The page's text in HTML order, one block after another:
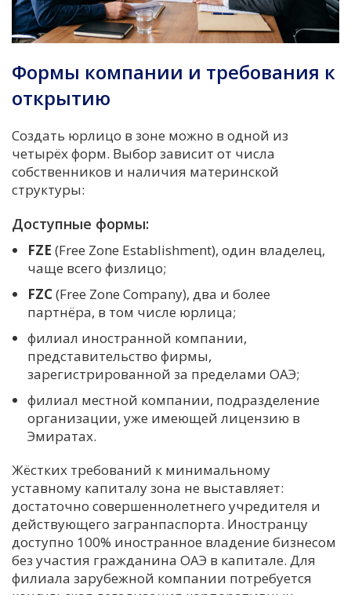
Формы компании и требования к
открытию
Создать юрлицо в зоне можно в одной из
четырёх форм. Выбор зависит от числа
собственников и наличия материнской
структуры:
Доступные формы:
FZE (Free Zone Establishment), один владелец,
чаще всего физлицо;
FZC(Free Zone Company), два и более
партнёра, в том числе юрлица;
филиал иностранной компании,
представительство фирмы,
зарегистрированной за пределами ОАЭ;
филиал местной компании, подразделение
организации, уже имеющей лицензию в
Эмиратах.
Жёстких требований к минимальному
уставному капиталу зона не выставляет:
достаточно совершеннолетнего учредителя и
действующего загранпаспорта. Иностранцу
доступно 100% иностранное владение бизнесом
без участия гражданина ОАЭ в капитале. Для
филиала зарубежной компании потребуется